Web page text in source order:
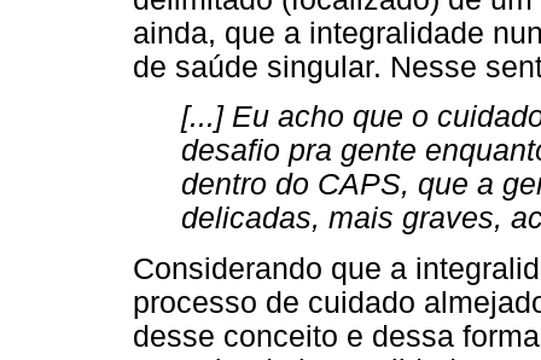
ainda, que a integralidade
de saúde singular. Nesse
[...] Eu acho que o
desafio pra gente
dentro do CAPS, que a
delicadas, mais graves,
Considerando que a
processo de cuidado
desse conceito e dessa